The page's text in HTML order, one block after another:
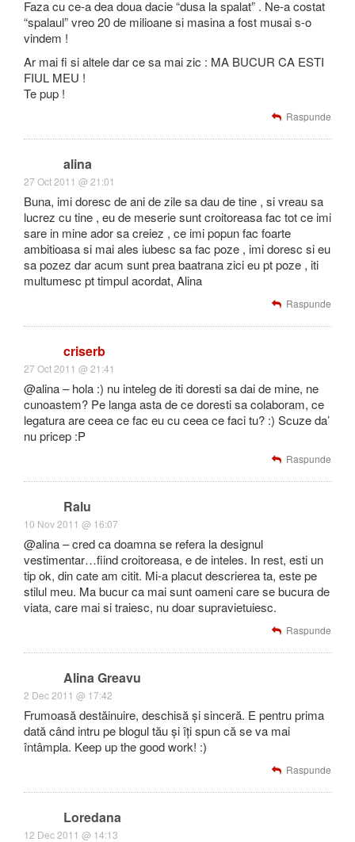
Faza cu ce-a dea doua dacie “dusa la spalat” . Ne-a costat
“spalaul” vreo 20 de milioane si masina a fost musai s-o
vindem !
Ar mai fi si altele dar ce sa mai zic : MA BUCUR CA ESTI
FIUL MEU !
Te pup !
Raspunde
alina
27 Oct 2011 @ 21:01
Buna, imi doresc de ani de zile sa dau de tine , si vreau sa
lucrez cu tine , eu de meserie sunt croitoreasa fac tot ce imi
sare in mine ador sa creiez , ce imi popun fac foarte
ambitioasa si mai ales iubesc sa fac poze , imi doresc si eu
sa pozez dar acum sunt prea baatrana zici eu pt poze , iti
multumesc pt timpul acordat, Alina
Raspunde
criserb
27 Oct 2011 @ 21:41
@alina – hola :) nu inteleg de iti doresti sa dai de mine, ne
cunoastem? Pe langa asta de ce doresti sa colaboram, ce
legatura are ceea ce fac eu cu ceea ce faci tu? :) Scuze da’
nu pricep :P
Raspunde
Ralu
10 Nov 2011 @ 16:07
@alina – cred ca doamna se refera la designul
vestimentar…fiind croitoreasa, e de inteles. In rest, esti un
tip ok, din cate am citit. Mi-a placut descrierea ta, este pe
stilul meu. Ma bucur ca mai sunt oameni care se bucura de
viata, care mai si traiesc, nu doar supravietuiesc.
Raspunde
Alina Greavu
2 Dec 2011 @ 17:42
Frumoasă destăinuire, deschisă și sinceră. E pentru prima
dată când intru pe blogul tău și îți spun că se va mai
întâmpla. Keep up the good work! :)
Raspunde
Loredana
12 Dec 2011 @ 14:13